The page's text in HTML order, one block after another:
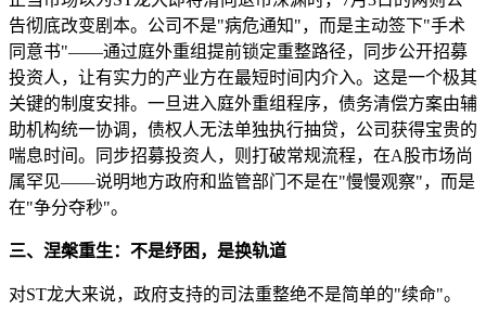
告彻底改变剧本。公司不是"病危通知"，而是主动签下"手术
同意书"——通过庭外重组提前锁定重整路径，同步公开招募
投资人，让有实力的产业方在最短时间内介入。这是一个极其
关键的制度安排。一旦进入庭外重组程序，债务清偿方案由辅
助机构统一协调，债权人无法单独执行抽贷，公司获得宝贵的
喘息时间。同步招募投资人，则打破常规流程，在A股市场尚
属罕见——说明地方政府和监管部门不是在"慢慢观察"，而是
在"争分夺秒"。
三、涅槃重生：不是纾困，是换轨道
对ST龙大来说，政府支持的司法重整绝不是简单的"续命"。